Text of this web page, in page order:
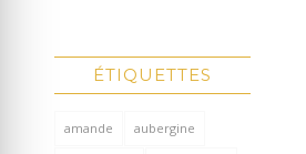
ÉTIQUETTES
amande aubergine